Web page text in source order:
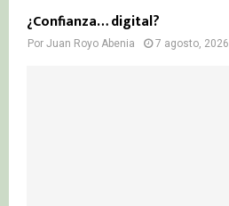
¿Confianza… digital?
Por Juan Royo Abenia 7 agosto, 2026